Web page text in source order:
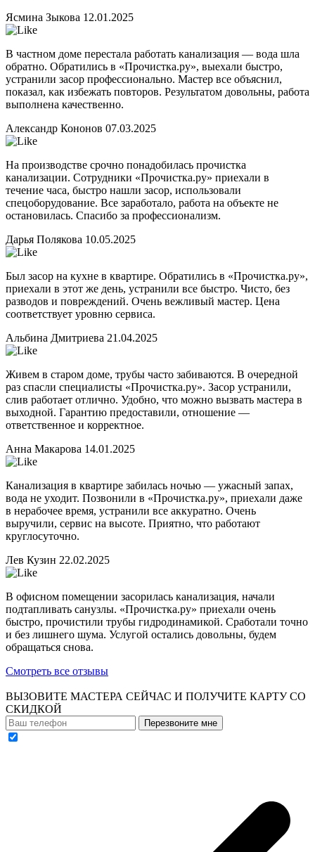
Ясмина Зыкова 12.01.2025
В частном доме перестала работать канализация — вода шла
обратно. Обратились в «Прочистка.ру», выехали быстро,
устранили засор профессионально. Мастер все объяснил,
показал, как избежать повторов. Результатом довольны, работа
выполнена качественно.
Александр Кононов 07.03.2025
На производстве срочно понадобилась прочистка
канализации. Сотрудники «Прочистка.ру» приехали в
течение часа, быстро нашли засор, использовали
спецоборудование. Все заработало, работа на объекте не
остановилась. Спасибо за профессионализм.
Дарья Полякова 10.05.2025
Был засор на кухне в квартире. Обратились в «Прочистка.ру»,
приехали в этот же день, устранили все быстро. Чисто, без
разводов и повреждений. Очень вежливый мастер. Цена
соответствует уровню сервиса.
Альбина Дмитриева 21.04.2025
Живем в старом доме, трубы часто забиваются. В очередной
раз спасли специалисты «Прочистка.ру». Засор устранили,
слив работает отлично. Удобно, что можно вызвать мастера в
выходной. Гарантию предоставили, отношение —
ответственное и корректное.
Анна Макарова 14.01.2025
Канализация в квартире забилась ночью — ужасный запах,
вода не уходит. Позвонили в «Прочистка.ру», приехали даже
в нерабочее время, устранили все аккуратно. Очень
выручили, сервис на высоте. Приятно, что работают
круглосуточно.
Лев Кузин 22.02.2025
В офисном помещении засорилась канализация, начали
подтапливать санузлы. «Прочистка.ру» приехали очень
быстро, прочистили трубы гидродинамикой. Сработали точно
и без лишнего шума. Услугой остались довольны, будем
обращаться снова.
Смотреть все отзывы
ВЫЗОВИТЕ МАСТЕРА СЕЙЧАС И ПОЛУЧИТЕ КАРТУ СО
СКИДКОЙ
Перезвоните мне